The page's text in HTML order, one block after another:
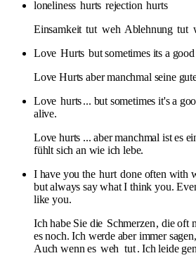
loneliness hurts rejection hurts
Einsamkeit tut weh Ablehnung tut
Love Hurts but sometimes its a good
Love Hurts aber manchmal seine
Love hurts... but sometimes it's a
alive.
Love hurts ... aber manchmal ist es
fühlt sich an wie ich lebe.
I have you the hurt done often with
but always say what I think you.
like you.
Ich habe Sie die Schmerzen, die oft
es noch. Ich werde aber immer
Auch wenn es weh tut . Ich leide